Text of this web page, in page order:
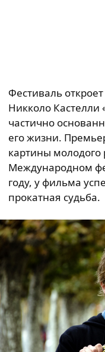
Фестиваль
Никколо Кастелли
частично
его жизни.
картины
Международном
году, у фильма
прокатная судьба.